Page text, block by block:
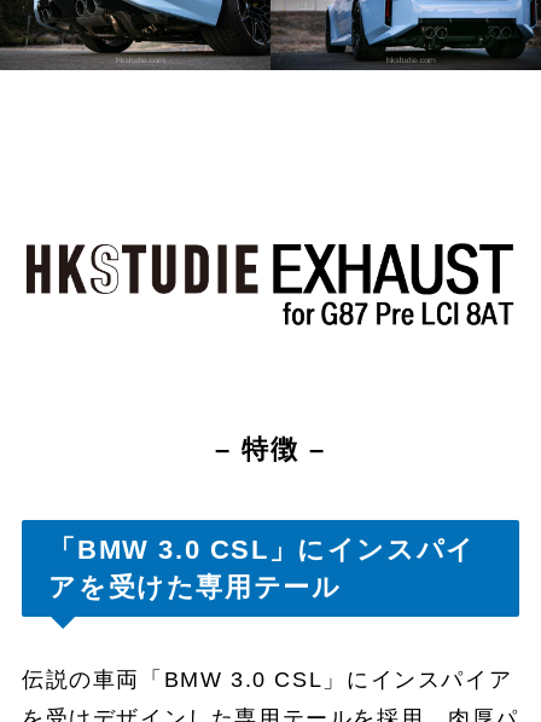
– 特徴 –
「BMW 3.0 CSL」にインスパイ
アを受けた専用テール
伝説の車両「BMW 3.0 CSL」にインスパイア